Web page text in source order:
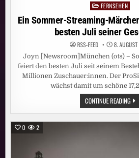
Posted
in
FERNSEHEN
Ein Sommer-Streaming-
besten Juli seiner
RSS-FEED 8.
Joyn [Newsroom]München (ots) –
feiert den besten Juli seit seinem
Millionen Zuschauer:innen. Der
wächst damit um schöne
CONTINUE READINGEIN
0 2